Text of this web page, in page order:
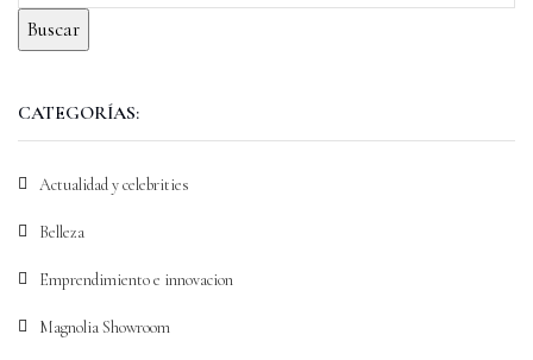
CATEGORÍAS:
Actualidad y celebrities
Belleza
Emprendimiento e innovacion
Magnolia Showroom